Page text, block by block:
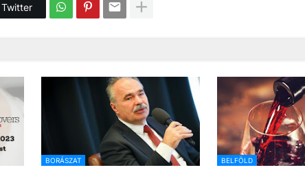
Twitter
BORÁSZAT BELFÖLD